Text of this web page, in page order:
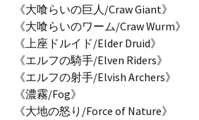
《大喰らいの巨人/Craw Giant》
《大喰らいのワーム/Craw Wurm》
《上座ドルイド/Elder Druid》
《エルフの騎手/Elven Riders》
《エルフの射手/Elvish Archers》
《濃霧/Fog》
《大地の怒り/Force of Nature》